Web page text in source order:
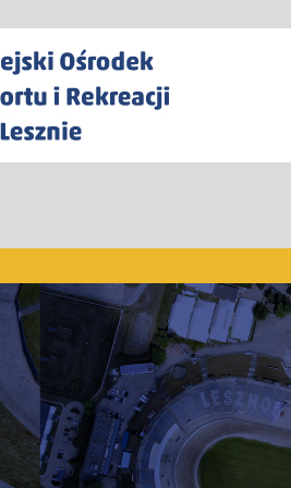
Sportu i Rekreacji w